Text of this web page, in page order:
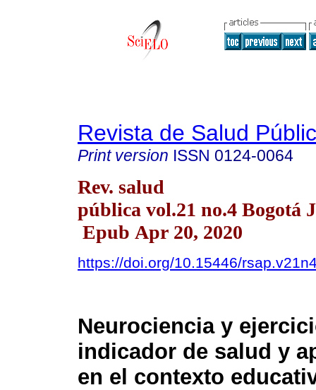
Revista de Salud
Print version ISSN 0124-0064
Rev. salud
pública vol.21 no.4 Bogotá
Epub Apr 20, 2020
https://doi.org/10.15446/
Neurociencia y
indicador de salud y
en el contexto